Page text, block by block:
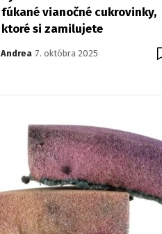
fúkané vianočné cukrovinky,
ktoré si zamilujete
Andrea 7. októbra 2025